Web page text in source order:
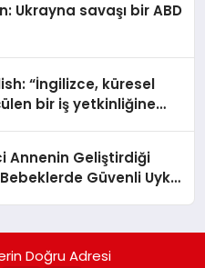
Ukrayna savaşı bir ABD
“İngilizce, küresel
bir iş yetkinliğine
Annenin Geliştirdiği
Bebeklerde Güvenli Uyku
Doğru Adresi